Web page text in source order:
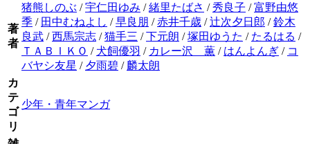
著
者
猪熊しのぶ /宇仁田ゆみ /緒里たばさ /秀良子 /富野由悠
季 / 田中むねよし /早良朋 /赤井千歳 /辻次夕日郎 /鈴木
良武 /西馬宗志 /猫手三 /下元朗 /塚田ゆうた / たるはる /
ＴＡＢＩＫＯ / 犬飼優羽 / カレー沢 薫 / はんよんぎ / コ
バヤシ友星 / 夕雨碧 / 麟太朗
カ
テ
ゴ
リ
少年・青年マンガ